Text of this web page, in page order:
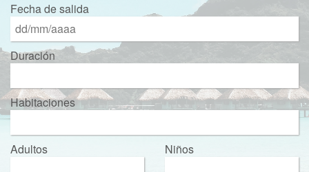
Fecha de salida
Duración
Habitaciones
Adultos Niños